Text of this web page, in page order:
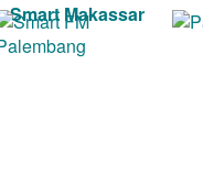
Smart Makassar